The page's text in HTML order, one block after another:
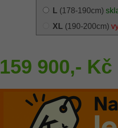
L (178-190cm)
XL (190-200cm)
159 900,- Kč